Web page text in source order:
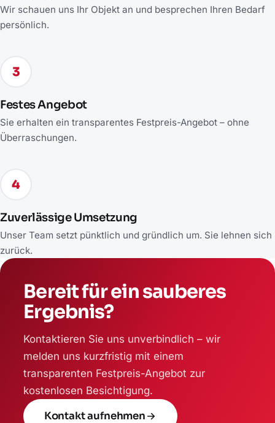
Wir schauen uns Ihr Objekt an und besprechen Ihren Bedarf
persönlich.
3
Festes Angebot
Sie erhalten ein transparentes Festpreis-Angebot – ohne
Überraschungen.
4
Zuverlässige Umsetzung
Unser Team setzt pünktlich und gründlich um. Sie lehnen sich
zurück.
Bereit für ein sauberes
Ergebnis?
Kontaktieren Sie uns unverbindlich – wir
melden uns kurzfristig mit einem
transparenten Festpreis-Angebot zur
kostenlosen Besichtigung.
Kontakt aufnehmen